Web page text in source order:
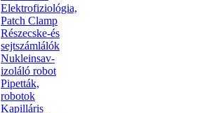
Elektrofiziológia,
Patch Clamp
Részecske-és
sejtszámlálók
Nukleinsav-
izoláló robot
Pipetták,
robotok
Kapilláris